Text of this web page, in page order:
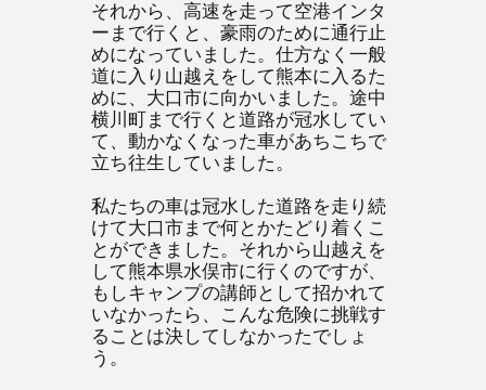
それから、高速を走って空港インタ
ーまで行くと、豪雨のために通行止
めになっていました。仕方なく一般
道に入り山越えをして熊本に入るた
めに、大口市に向かいました。途中
横川町まで行くと道路が冠水してい
て、動かなくなった車があちこちで
立ち往生していました。
私たちの車は冠水した道路を走り続
けて大口市まで何とかたどり着くこ
とができました。それから山越えを
して熊本県水俣市に行くのですが、
もしキャンプの講師として招かれて
いなかったら、こんな危険に挑戦す
ることは決してしなかったでしょ
う。